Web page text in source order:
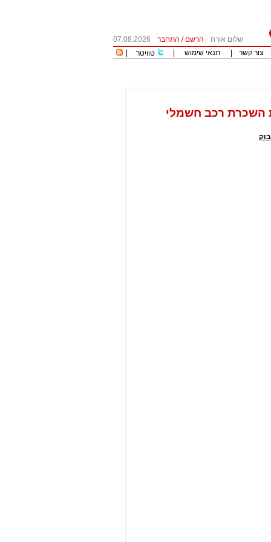
שלום אורח הרשם / התחבר
07.08.2026
צור קשר תנאי שימוש טוויטר